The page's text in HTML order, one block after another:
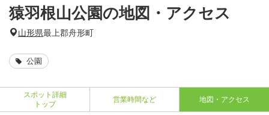
猿羽根山公園の地図・アクセス
山形県最上郡舟形町
公園
スポット詳細
トップ
営業時間など 地図・アクセス